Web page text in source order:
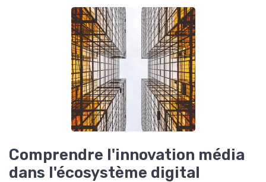
Comprendre l'innovation média
dans l'écosystème digital